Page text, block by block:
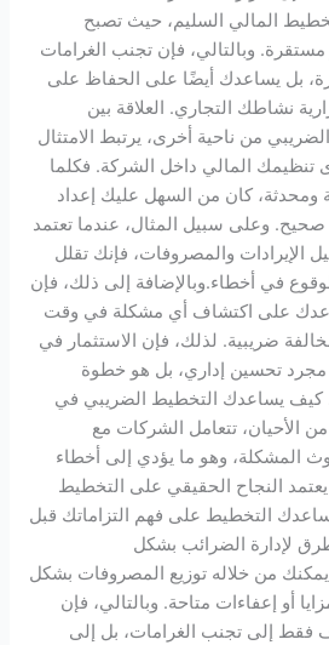
المالي السليم، حيث تصبح
مستقرة. وبالتالي، فإن تجنب الغرامات
بل يساعدك أيضًا على الحفاظ على
نشاطك التجاري. العلاقة بين
الضريبي من ناحية أخرى، يرتبط الامتثال
تنظيمك المالي داخل الشركة. فكلما
ومحدثة، كان من السهل عليك إعداد
صحيح. وعلى سبيل المثال، عندما تعتمد
والمصروفات، فإنك تقلل
في أخطاء.وبالإضافة إلى ذلك، فإن
على اكتشاف أي مشكلة في وقت
ضريبية. لذلك، فإن الاستثمار في
تحسين إداري، بل هو خطوة
كيف يساعدك التخطيط الضريبي في
الأحيان، تتعامل الشركات مع
المشكلة، وهو ما يؤدي إلى أخطاء
النجاح الحقيقي على التخطيط
التخطيط على فهم التزاماتك قبل
لإدارة الضرائب بشكل
من خلاله توزيع المصروفات بشكل
أو إعفاءات متاحة. وبالتالي، فإن
فقط إلى تجنب الغرامات، بل إلى